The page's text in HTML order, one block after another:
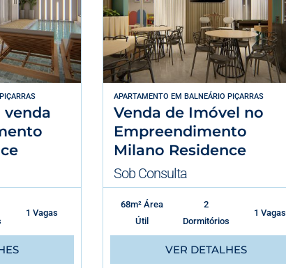
1 Vagas
APARTAMENTO EM BALNEÁRIO PIÇARRAS
Venda de Imóvel no
Empreendimento
Milano Residence
Sob Consulta
68m² Área
Útil
2
Dormitórios
1 Vagas
VER DETALHES